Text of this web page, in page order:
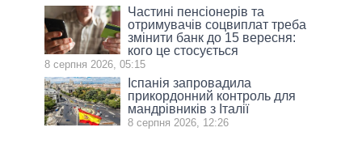
Частині пенсіонерів та
отримувачів соцвиплат треба
змінити банк до 15 вересня:
кого це стосується
8 серпня 2026, 05:15
Іспанія запровадила
прикордонний контроль для
мандрівників з Італії
8 серпня 2026, 12:26